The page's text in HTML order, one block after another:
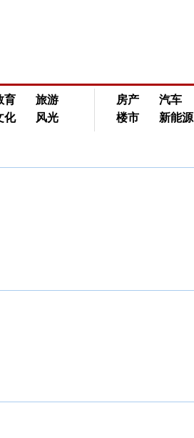
育
旅游
化 风光
房产 汽车
楼市
新能源